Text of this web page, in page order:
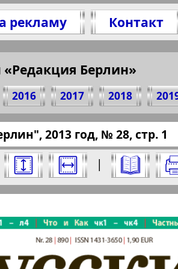
рекламу Контакт
«Редакция Берлин»
2016 2017 2018
номер и нажмите на
2013 год, № 28, стр. 1
|
2013 год. Выберите
3 4
"Redakzija Berlin", № 28,
скопировать ссылку)
Все pro все